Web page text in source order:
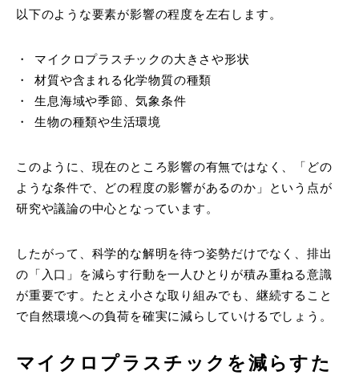
以下のような要素が影響の程度を左右します。
マイクロプラスチックの大きさや形状
材質や含まれる化学物質の種類
生息海域や季節、気象条件
生物の種類や生活環境
このように、現在のところ影響の有無ではなく、「どの
ような条件で、どの程度の影響があるのか」という点が
研究や議論の中心となっています。
したがって、科学的な解明を待つ姿勢だけでなく、排出
の「入口」を減らす行動を一人ひとりが積み重ねる意識
が重要です。たとえ小さな取り組みでも、継続すること
で自然環境への負荷を確実に減らしていけるでしょう。
マイクロプラスチックを減らすた